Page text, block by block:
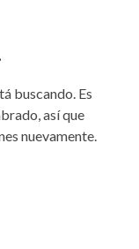
buscando. Es
así que
nuevamente.